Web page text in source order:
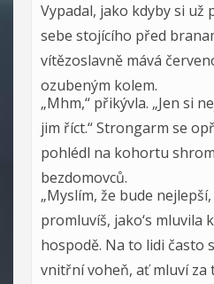
Vypadal, jako kdyby si už
sebe stojícího před
vítězoslavně mává
ozubeným kolem.
„Mhm,“ přikývla. „Jen si
jim říct.“ Strongarm se
pohlédl na kohortu
bezdomovců.
„Myslím, že bude
promluvíš, jako‘s mluvila
hospodě. Na to lidi často
vnitřní voheň, ať mluví za